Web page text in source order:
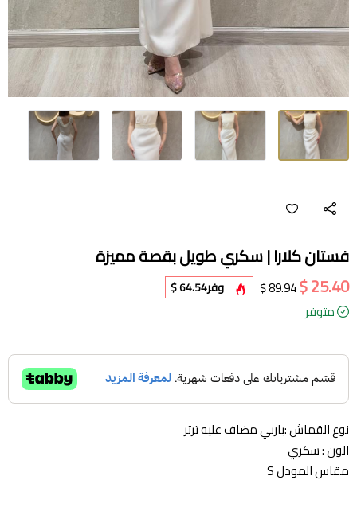
فستان كلارا | سكري طويل بقصة مميزة
25.40 $
89.94 $ وفر64.54 $
متوفر
نوع القماش :باربي مضاف عليه ترتر
الون : سكري
مقاس المودل S